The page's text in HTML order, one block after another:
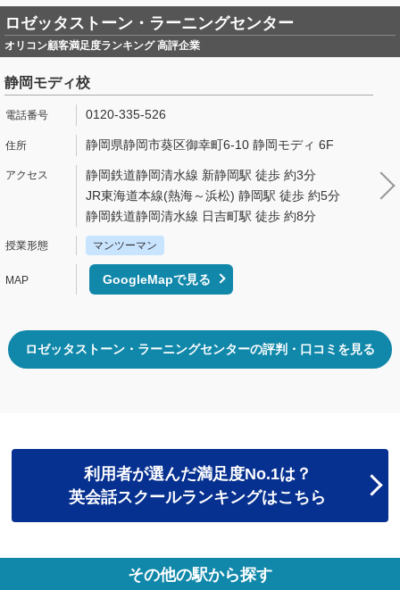
ロゼッタストーン・ラーニングセンター
オリコン顧客満足度ランキング 高評企業
静岡モディ校
0120-335-526
静岡県静岡市葵区御幸町6-10 静岡モディ 6F
静岡鉄道静岡清水線 新静岡駅 徒歩 約3分
JR東海道本線(熱海～浜松) 静岡駅 徒歩 約5分
静岡鉄道静岡清水線 日吉町駅 徒歩 約8分
マンツーマン
GoogleMapで見る
ロゼッタストーン・ラーニングセンターの評判・口コミを見る
利用者が選んだ満足度No.1は？
英会話スクールランキングはこちら
その他の駅から探す